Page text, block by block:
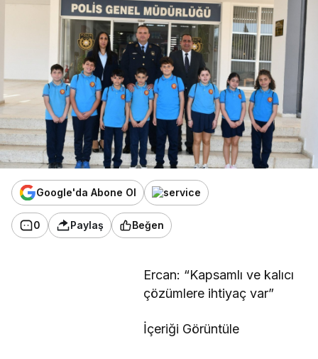
Google'da Abone Ol
0 Paylaş Beğen
Ercan: “Kapsamlı ve kalıcı
çözümlere ihtiyaç var”
İçeriği Görüntüle